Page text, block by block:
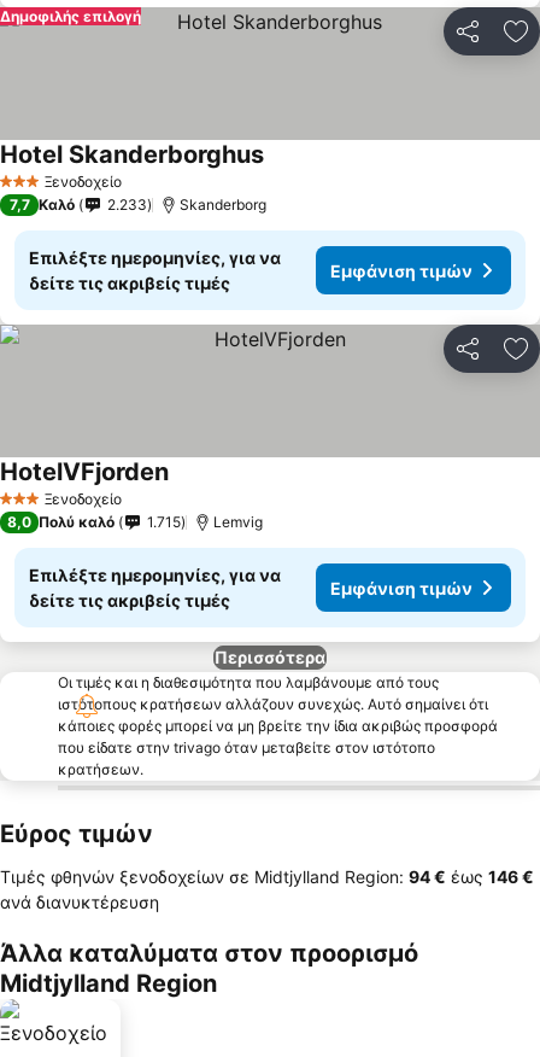
Δημοφιλής επιλογή
3 ΑστέριαΞενοδοχείο
Hotel SkanderborghusΕμφάνιση τιμών
7,7 Καλό 2.233 Skanderborg
Επιλέξτε ημερομηνίες, για να
δείτε τις ακριβείς τιμές
Εμφάνιση τιμών
3 ΑστέριαΞενοδοχείο
HotelVFjordenΕμφάνιση τιμών
8,0 Πολύ καλό 1.715 Lemvig
Επιλέξτε ημερομηνίες, για να
δείτε τις ακριβείς τιμές
Εμφάνιση τιμών
Περισσότερα
Οι τιμές και η διαθεσιμότητα που λαμβάνουμε από τους
ιστότοπους κρατήσεων αλλάζουν συνεχώς. Αυτό σημαίνει ότι
κάποιες φορές μπορεί να μη βρείτε την ίδια ακριβώς προσφορά
που είδατε στην trivago όταν μεταβείτε στον ιστότοπο
κρατήσεων.
Εύρος τιμών
Τιμές φθηνών ξενοδοχείων σε Midtjylland Region: ‎94 € έως ‎146 €
ανά διανυκτέρευση
Άλλα καταλύματα στον προορισμό
Midtjylland Region